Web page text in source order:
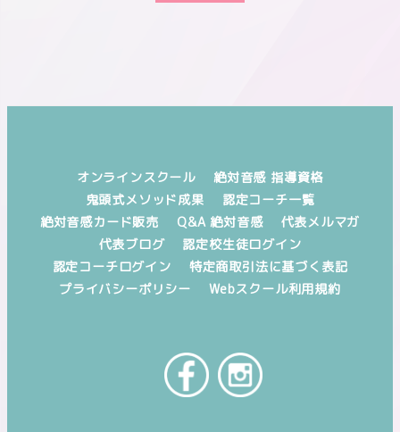
オンラインスクール
絶対音感 指導資格
鬼頭式メソッド成果
認定コーチ一覧
絶対音感カード販売
Q&A 絶対音感
代表メルマガ
代表ブログ
認定校生徒ログイン
認定コーチログイン
特定商取引法に基づく表記
プライバシーポリシー
Webスクール利用規約